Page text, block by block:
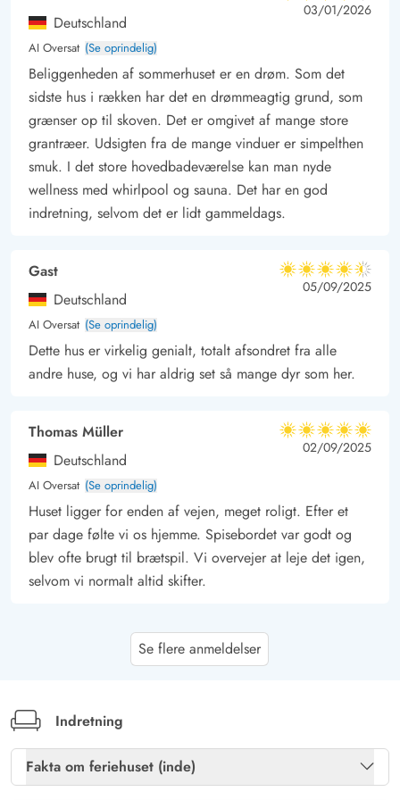
at afslutte dagen på!
Aktivitetscenter og hyggelige oplevelser i nærheden
Feriehuset ligger i et børnevenligt område i gåafstand til et
lokalt aktivitetscenter med blandt andet hoppepude og
svævebane til børnene. Også her findes Jegum Café og
Købmand, hvor sulten kan stilles, og der er mulighed for at
købe dagligvarer og friskbagt morgenbrød. Et naturskønt
område hvor der er anlagt omkring 11 kilometer naturstier i
området, så der er god mulighed for at gå ture eller cykle.
sommerens travlhed. Lige omkring 12 kilometer – et par
minutter i bil – adskiller jer fra de populære badebyer Blåvand
eller Henne Strand. Der er masser af muligheder med smukke
strande, gode butikker og hyggelige caféer og restauranter
overalt.
Deutschland
AI Oversat (Se oprindelig)
4.5 ud af 5
4.5 out of 5
03/01/2026
Beliggenheden af sommerhuset er en drøm. Som det
sidste hus i rækken har det en drømmeagtig grund, som
grænser op til skoven. Det er omgivet af mange store
grantræer. Udsigten fra de mange vinduer er simpelthen
smuk. I det store hovedbadeværelse kan man nyde
wellness med whirlpool og sauna. Det har en god
indretning, selvom det er lidt gammeldags.
Gast
Deutschland
AI Oversat (Se oprindelig)
4.5 ud af 5
4.5 ud af 5
4.5 out of 5
05/09/2025
Dette hus er virkelig genialt, totalt afsondret fra alle
andre huse, og vi har aldrig set så mange dyr som her.
Thomas Müller
Deutschland
AI Oversat (Se oprindelig)
5 ud af 5
5 ud af 5
5 out of 5
02/09/2025
Huset ligger for enden af vejen, meget roligt. Efter et
par dage følte vi os hjemme. Spisebordet var godt og
blev ofte brugt til brætspil. Vi overvejer at leje det igen,
selvom vi normalt altid skifter.
Meget smukt og godt udstyret hus på en drømmegrund.
Se flere anmeldelser
Indretning
Fakta om feriehuset (inde)